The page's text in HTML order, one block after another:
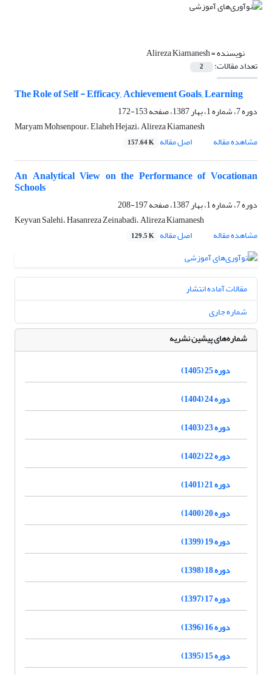
نویسنده =Alireza Kiamanesh
تعداد مقالات: 2
The Role of Self - Efficacy, Achievement Goals, Learning
دوره 7، شماره 1، بهار 1387، صفحه
153-172
Maryam Mohsenpour، Elaheh Hejazi، Alireza Kiamanesh
مشاهده مقاله
اصل مقاله 157.64 K
An Analytical View on the Performance of Vocationan
Schools
دوره 7، شماره 1، بهار 1387، صفحه
197-208
Keyvan Salehi، Hasanreza Zeinabadi، Alireza Kiamanesh
مشاهده مقاله
اصل مقاله 129.5 K
مقالات آماده انتشار
شماره جاری
شماره‌های پیشین نشریه
دوره 25 (1405)
دوره 24 (1404)
دوره 23 (1403)
دوره 22 (1402)
دوره 21 (1401)
دوره 20 (1400)
دوره 19 (1399)
دوره 18 (1398)
دوره 17 (1397)
دوره 16 (1396)
دوره 15 (1395)